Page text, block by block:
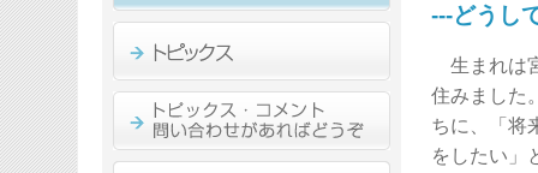
---どうし
生まれは
住みました
ちに、「将
をしたい」